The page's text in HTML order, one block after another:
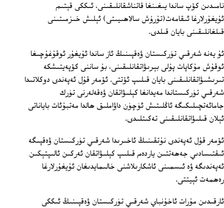
نامىدىن كۆپ ساندا يىغىنغا قاتناشقانلىقىنى، ئىككى قېتىم
ئۇيغۇرلارغا ئىقامەت(تۇرۇش سالاھىيىتى) ئېلىش خىزمىتىنى
قىلغانلىقىنى بايان قىلدى.
ئۇ يەنە شەرقىي تۈركىستان ۋەقپىنىڭ ئاز ساندا ئۇيغۇر ئوقۇغۇچىغا
ئوقۇش مۇكاپات پۇلى بېرىۋاتقانلىقىنى، بۇ ساننى كۆپەيتىشكە
تىرىشىۋاتقانلىقىنى بايان قىلىپ ئۆتتى. ئۆمەر قۇل ئەپەندى دوكلاتىدا
شەرقىي تۈركىستاندا مەيدانغا كېلىۋاتقان ۋەقەلەرنى تۈرك
جامائەتچىلىكىگە ئاڭلىتىش ئۈچۈن داۋاملىق ھالدا مەتبۇئات باياناتى
ئېلان قىلىۋاتقانلىقىنى تەكىتلىدى.
ئۆمەر قۇل ئەپەندى نۇتقىنىڭ ئاخىرىدا شەرقىي تۈركىستان ۋەقپىگە
ئىقتىسادىي جەھەتتىن ياردەم قىلىپ كېلىۋاتقان ئەركىن ئالىپتېكىن
ئەپەندىگە ۋە ئىسمىنى ئاشكارىلاشنى خالىمايدىغان ئۇيغۇرلارغا
رەھمەت ئېيتتى.
ئارقىدىن مۇرات ئاخۇنباي شەرقىي تۈركىستان ۋەقپىنىڭ ئىككى